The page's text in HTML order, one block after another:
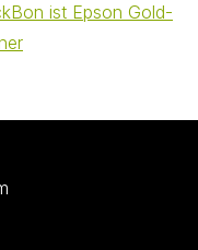
ist Epson Gold-